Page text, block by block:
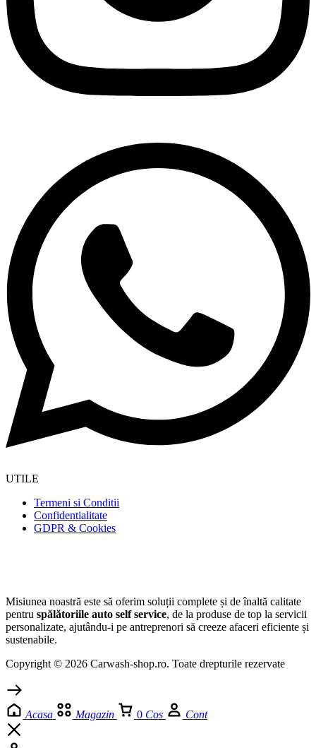
UTILE
Termeni si Conditii
Confidentialitate
GDPR & Cookies
Misiunea noastră este să oferim soluții complete și de înaltă calitate
pentru spălătoriile auto self service, de la produse de top la servicii
personalizate, ajutându-i pe antreprenori să creeze afaceri eficiente și
sustenabile.
Copyright © 2026 Carwash-shop.ro. Toate drepturile rezervate
Acasa Magazin 0 Cos Cont